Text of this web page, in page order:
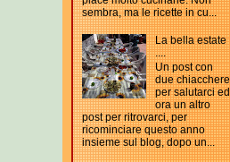
sembra, ma le ricette in cu...
La bella estate
....
Un post con
due chiacchere
per salutarci ed
ora un altro
post per ritrovarci, per
ricominciare questo anno
insieme sul blog, dopo un...